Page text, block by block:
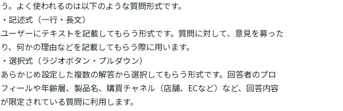
う。よく使われるのは以下のような質問形式です。
・記述式（一行・長文）
ユーザーにテキストを記載してもらう形式です。質問に対して、意見を募った
り、何かの理由などを記載してもらう際に用います。
・選択式（ラジオボタン・プルダウン）
あらかじめ設定した複数の解答から選択してもらう形式です。回答者のプロ
フィールや年齢層、製品名、購買チャネル（店舗、ECなど）など、回答内容
が限定されている質問に利用します。